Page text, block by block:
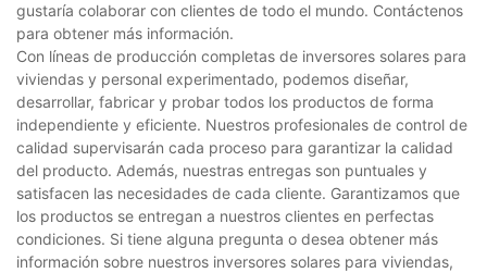
gustaría colaborar con clientes de todo el mundo. Contáctenos
para obtener más información.
Con líneas de producción completas de inversores solares para
viviendas y personal experimentado, podemos diseñar,
desarrollar, fabricar y probar todos los productos de forma
independiente y eficiente. Nuestros profesionales de control de
calidad supervisarán cada proceso para garantizar la calidad
del producto. Además, nuestras entregas son puntuales y
satisfacen las necesidades de cada cliente. Garantizamos que
los productos se entregan a nuestros clientes en perfectas
condiciones. Si tiene alguna pregunta o desea obtener más
información sobre nuestros inversores solares para viviendas,